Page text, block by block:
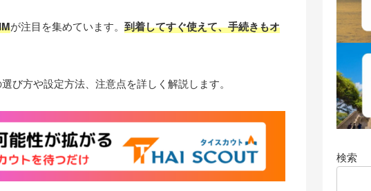
が注目を集めています。 到着してすぐ使えて、手続きもオ
び方や設定方法、注意点を詳しく解説します。
検索